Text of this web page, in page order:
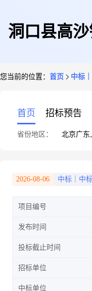
洞口县高
您当前的位置： 首页 中标
首页 招标预告
省份地区： 北京广东
2026-08-06 中标｜中
项目编号
发布时间
投标截止时间
招标单位
中标单位